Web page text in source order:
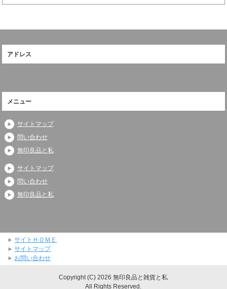
アドレス
メニュー
サイトマップ
問い合わせ
無印良品と私
サイトマップ
問い合わせ
無印良品と私
サイトＨＯＭＥ
サイトマップ
お問い合わせ
Copyright (C) 2026 無印良品と雑貨と私
All Rights Reserved.